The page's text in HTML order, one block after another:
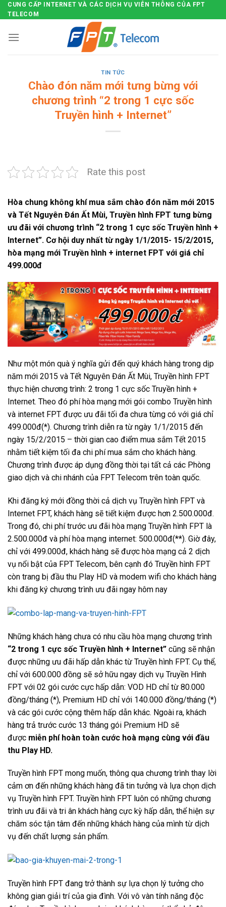
Skip
to
content
CUNG CẤP INTERNET VÀ CÁC DỊCH VỤ VIỄN THÔNG CỦA FPT
TELECOM
TIN TỨC
Chào đón năm mới tưng bừng với
chương trình “2 trong 1 cực sốc
Truyền hình + Internet”
Rate this post
Hòa chung không khí mua sắm chào đón năm mới 2015
và Tết Nguyên Đán Ất Mùi, Truyền hình FPT tưng bừng
ưu đãi với chương trình “2 trong 1 cực sốc Truyền hình +
Internet”. Cơ hội duy nhất từ ngày 1/1/2015- 15/2/2015,
hòa mạng mới Truyền hình + internet FPT với giá chỉ
499.000đ
Như một món quà ý nghĩa gửi đến quý khách hàng trong dịp
năm mới 2015 và Tết Nguyên Đán Ất Mùi, Truyền hình FPT
thực hiện chương trình: 2 trong 1 cực sốc Truyền hình +
Internet. Theo đó phí hòa mạng mới gói combo Truyền hình
và internet FPT được ưu đãi tối đa chưa từng có với giá chỉ
499.000đ(*). Chương trình diễn ra từ ngày 1/1/2015 đến
ngày 15/2/2015 – thời gian cao điểm mua sắm Tết 2015
nhằm tiết kiệm tối đa chi phí mua sắm cho khách hàng.
Chương trình được áp dụng đồng thời tại tất cả các Phòng
giao dịch và chi nhánh của FPT Telecom trên toàn quốc.
Khi đăng ký mới đồng thời cả dịch vụ Truyền hình FPT và
Internet FPT, khách hàng sẽ tiết kiệm được hơn 2.500.000đ.
Trong đó, chi phí trước ưu đãi hòa mạng Truyền hình FPT là
2.500.000đ và phí hòa mạng internet: 500.000đ(**). Giờ đây,
chỉ với 499.000đ, khách hàng sẽ được hòa mạng cả 2 dịch
vụ nổi bật của FPT Telecom, bên cạnh đó Truyền hình FPT
còn trang bị đầu thu Play HD và modem wifi cho khách hàng
khi đăng ký chương trình ưu đãi ngay hôm nay
Những khách hàng chưa có nhu cầu hòa mạng chương trình
“2 trong 1 cực sốc Truyền hình + Internet” cũng sẽ nhận
được những ưu đãi hấp dẫn khác từ Truyền hình FPT. Cụ thể,
chỉ với 600.000 đồng sẽ sở hữu ngay dịch vụ Truyền Hình
FPT với 02 gói cước cực hấp dẫn: VOD HD chỉ từ 80.000
đồng/tháng (*), Premium HD chỉ với 140.000 đồng/tháng (*)
và các gói cước cộng thêm hấp dẫn khác. Ngoài ra, khách
hàng trả trước cước 13 tháng gói Premium HD sẽ
được miễn phí hoàn toàn cước hoà mạng cùng với đầu
thu Play HD.
Truyền hình FPT mong muốn, thông qua chương trình thay lời
cảm ơn đến những khách hàng đã tin tưởng và lựa chọn dịch
vụ Truyền hình FPT. Truyền hình FPT luôn có những chương
trình ưu đãi và tri ân khách hàng cực kỳ hấp dẫn, thể hiện sự
chăm sóc tận tâm đến những khách hàng của mình từ dịch
vụ đến chất lượng sản phẩm.
Truyền hình FPT đang trở thành sự lựa chọn lý tưởng cho
không gian giải trí của gia đình. Với vô vàn tính năng độc